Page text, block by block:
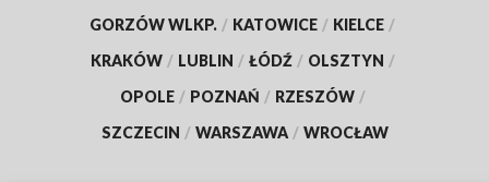
GORZÓW WLKP. / KATOWICE / KIELCE /
KRAKÓW / LUBLIN / ŁÓDŹ / OLSZTYN /
OPOLE / POZNAŃ / RZESZÓW /
SZCZECIN / WARSZAWA / WROCŁAW